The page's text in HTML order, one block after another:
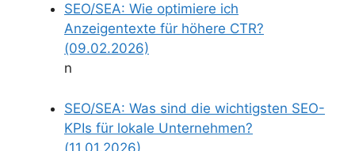
SEO/SEA: Wie optimiere ich
Anzeigentexte für höhere CTR?
(09.02.2026)
n
SEO/SEA: Was sind die wichtigsten SEO-
KPIs für lokale Unternehmen?
(11.01.2026)